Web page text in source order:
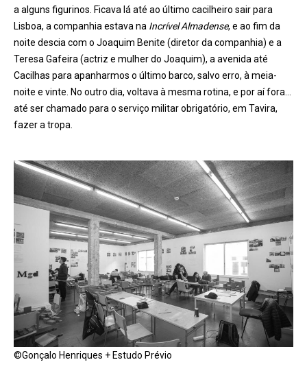
a alguns figurinos. Ficava lá até ao último cacilheiro sair para
Lisboa, a companhia estava na Incrível Almadense, e ao fim da
noite descia com o Joaquim Benite (diretor da companhia) e a
Teresa Gafeira (actriz e mulher do Joaquim), a avenida até
Cacilhas para apanharmos o último barco, salvo erro, à meia-
noite e vinte. No outro dia, voltava à mesma rotina, e por aí fora…
até ser chamado para o serviço militar obrigatório, em Tavira,
fazer a tropa.
©Gonçalo Henriques + Estudo Prévio